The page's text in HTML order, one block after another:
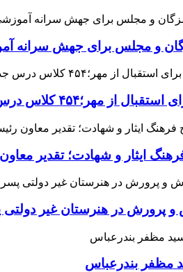
برای جهش سرانه آموزشی شرق استان/
فضای آموزشی استان افزوده می‌شود
ایثار و شهادت؛ تقدیر
در هنرستان غیر دولتی
مظفر بندرعباس